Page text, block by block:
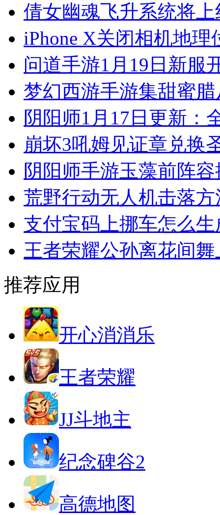
倩女幽魂飞升系统将
iPhone X关闭相机地理
问道手游1月19日新服
梦幻西游手游集甜蜜
阴阳师1月17日更新：
崩坏3吼姆见证章兑换
阴阳师手游玉藻前阵
荒野行动无人机击落
支付宝码上挪车怎么生
王者荣耀公孙离花间
推荐应用
开心消消乐
王者荣耀
JJ斗地主
纪念碑谷2
高德地图